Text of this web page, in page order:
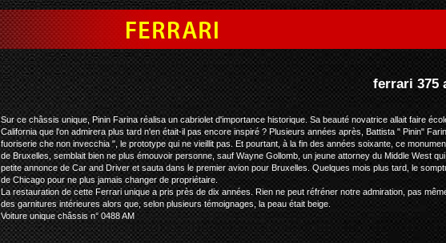
ferrari 375 america leopold III de
Sur ce châssis unique, Pinin Farina réalisa un cabriolet d'importance historique. Sa beauté novatrice allait faire
California que l'on admirera plus tard n'en était-il pas encore inspiré ? Plusieurs années après, Battista " Pinin"
fuoriserie che non invecchia ", le prototype qui ne vieillit pas. Et pourtant, à la fin des années soixante, ce
de Bruxelles, semblait bien ne plus émouvoir personne, sauf Wayne Gollomb, un jeune attorney du Middle West
petite annonce de Car and Driver et sauta dans le premier avion pour Bruxelles. Quelques mois plus tard, le
de Chicago pour ne plus jamais changer de propriétaire.
La restauration de cette Ferrari unique a pris près de dix années. Rien ne peut réfréner notre admiration, pas
des garnitures intérieures alors que, selon plusieurs témoignages, la peau était beige.
Voiture unique châssis n° 0488 AM